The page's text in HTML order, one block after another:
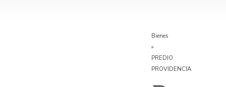
Bienes
»
PREDIO
PROVIDENCIA